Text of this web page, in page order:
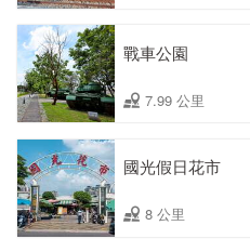
戰車公園
7.99 公里
國光假日花市
8 公里